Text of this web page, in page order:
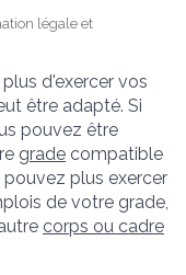
légale et
d'exercer vos
être adapté. Si
pouvez être
grade compatible
plus exercer
de votre grade,
corps ou cadre